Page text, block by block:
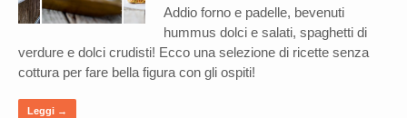
Addio forno e padelle, bevenuti
hummus dolci e salati, spaghetti di
verdure e dolci crudisti! Ecco una selezione di ricette senza
cottura per fare bella figura con gli ospiti!
Leggi →